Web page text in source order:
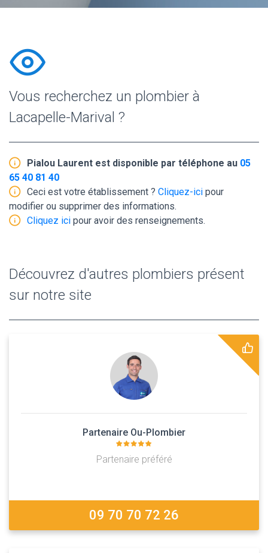
Vous recherchez un plombier à
Lacapelle-Marival ?
Pialou Laurent est disponible par téléphone au 05
65 40 81 40
Ceci est votre établissement ? Cliquez-ici pour
modifier ou supprimer des informations.
Cliquez ici pour avoir des renseignements.
Découvrez d'autres plombiers présent
sur notre site
Partenaire Ou-Plombier
Partenaire préféré
09 70 70 72 26